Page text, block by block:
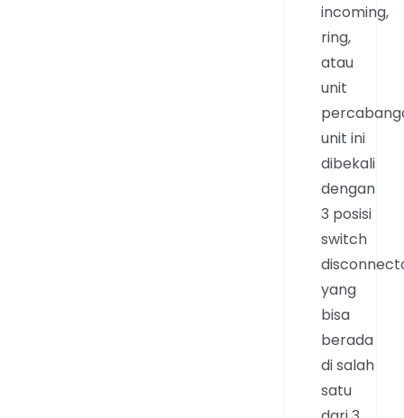
incoming,
ring,
atau
unit
unit ini
dibekali
dengan
3 posisi
switch
yang
bisa
berada
di salah
satu